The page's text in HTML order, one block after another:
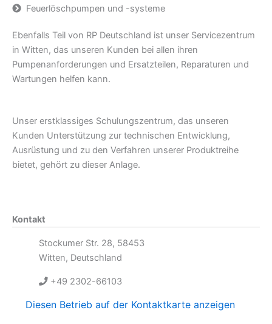
Feuerlöschpumpen und -systeme
Ebenfalls Teil von RP Deutschland ist unser Servicezentrum
in Witten, das unseren Kunden bei allen ihren
Pumpenanforderungen und Ersatzteilen, Reparaturen und
Wartungen helfen kann.
Unser erstklassiges Schulungszentrum, das unseren
Kunden Unterstützung zur technischen Entwicklung,
Ausrüstung und zu den Verfahren unserer Produktreihe
bietet, gehört zu dieser Anlage.
Kontakt
Stockumer Str. 28, 58453
Witten, Deutschland
+49 2302-66103
Diesen Betrieb auf der Kontaktkarte anzeigen